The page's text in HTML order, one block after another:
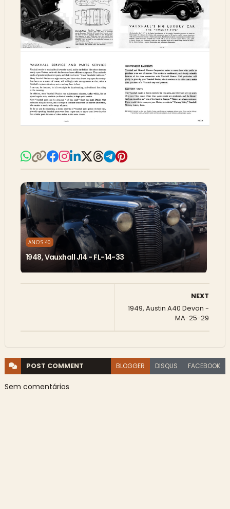
ANOS 40
1948, Vauxhall J14 - FL-14-33
NEXT
1949, Austin A40 Devon -
MA-25-29
POST COMMENT BLOGGER DISQUS FACEBOOK
Sem comentários